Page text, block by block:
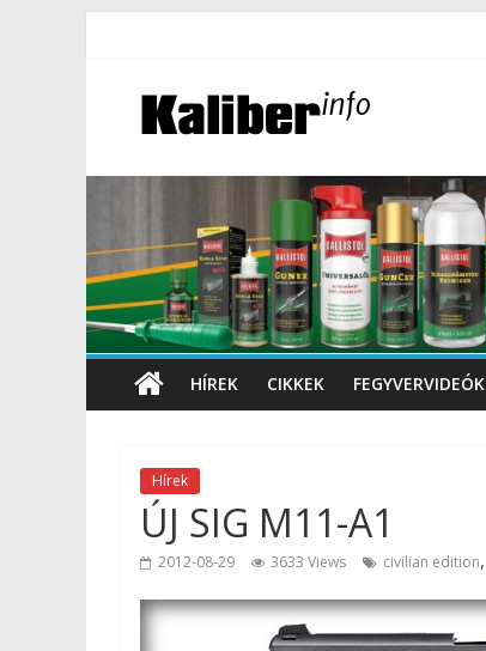
HÍREK CIKKEK FEGYVERVIDEÓK
Hírek
ÚJ SIG M11-A1
2012-08-29 3633 Views civilian edition,